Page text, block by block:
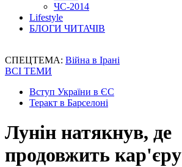
ЧС-2014
Lifestyle
БЛОГИ ЧИТАЧІВ
СПЕЦТЕМА: Війна в Ірані
ВСІ ТЕМИ
Вступ України в ЄС
Теракт в Барселоні
Лунін натякнув, де
продовжить кар'єру